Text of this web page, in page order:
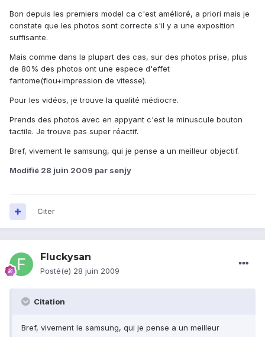
Bon depuis les premiers model ca c'est amélioré, a priori mais je
constate que les photos sont correcte s'il y a une exposition
suffisante.
Mais comme dans la plupart des cas, sur des photos prise, plus
de 80% des photos ont une espece d'effet
fantome(flou+impression de vitesse).
Pour les vidéos, je trouve la qualité médiocre.
Prends des photos avec en appyant c'est le minuscule bouton
tactile. Je trouve pas super réactif.
Bref, vivement le samsung, qui je pense a un meilleur objectif.
Modifié 28 juin 2009 par senjy
Citer
Fluckysan
Posté(e) 28 juin 2009
Citation
Bref, vivement le samsung, qui je pense a un meilleur